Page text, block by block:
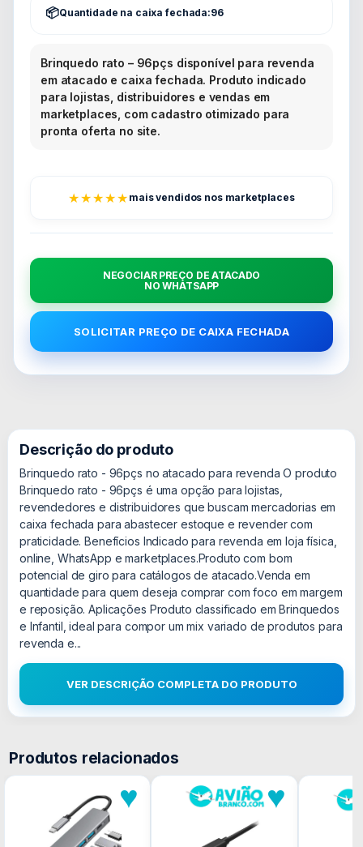
Quantidade na caixa fechada:96
Brinquedo rato – 96pçs disponível para revenda
em atacado e caixa fechada. Produto indicado
para lojistas, distribuidores e vendas em
marketplaces, com cadastro otimizado para
pronta oferta no site.
★★★★★ mais vendidos nos marketplaces
NEGOCIAR PREÇO DE ATACADO
NO WHATSAPP
SOLICITAR PREÇO DE CAIXA FECHADA
Descrição do produto
Brinquedo rato - 96pçs no atacado para revenda O produto
Brinquedo rato - 96pçs é uma opção para lojistas,
revendedores e distribuidores que buscam mercadorias em
caixa fechada para abastecer estoque e revender com
praticidade. Benefícios Indicado para revenda em loja física,
online, WhatsApp e marketplaces.Produto com bom
potencial de giro para catálogos de atacado.Venda em
quantidade para quem deseja comprar com foco em margem
e reposição. Aplicações Produto classificado em Brinquedos
e Infantil, ideal para compor um mix variado de produtos para
revenda e...
VER DESCRIÇÃO COMPLETA DO PRODUTO
Produtos relacionados
♥ ♥